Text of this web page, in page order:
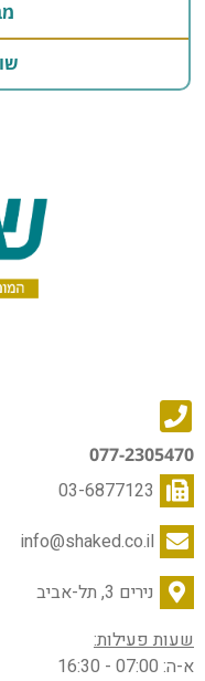
077-2305470
03-6877123
info@shaked.co.il
נירים 3, תל-אביב
שעות פעילות:
א-ה: 07:00 - 16:30